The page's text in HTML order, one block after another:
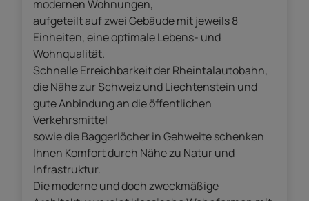
modernen Wohnungen,
aufgeteilt auf zwei Gebäude mit jeweils 8
Einheiten, eine optimale Lebens- und
Wohnqualität.
Schnelle Erreichbarkeit der Rheintalautobahn,
die Nähe zur Schweiz und Liechtenstein und
gute Anbindung an die öffentlichen
Verkehrsmittel
sowie die Baggerlöcher in Gehweite schenken
Ihnen Komfort durch Nähe zu Natur und
Infrastruktur.
Die moderne und doch zweckmäßige